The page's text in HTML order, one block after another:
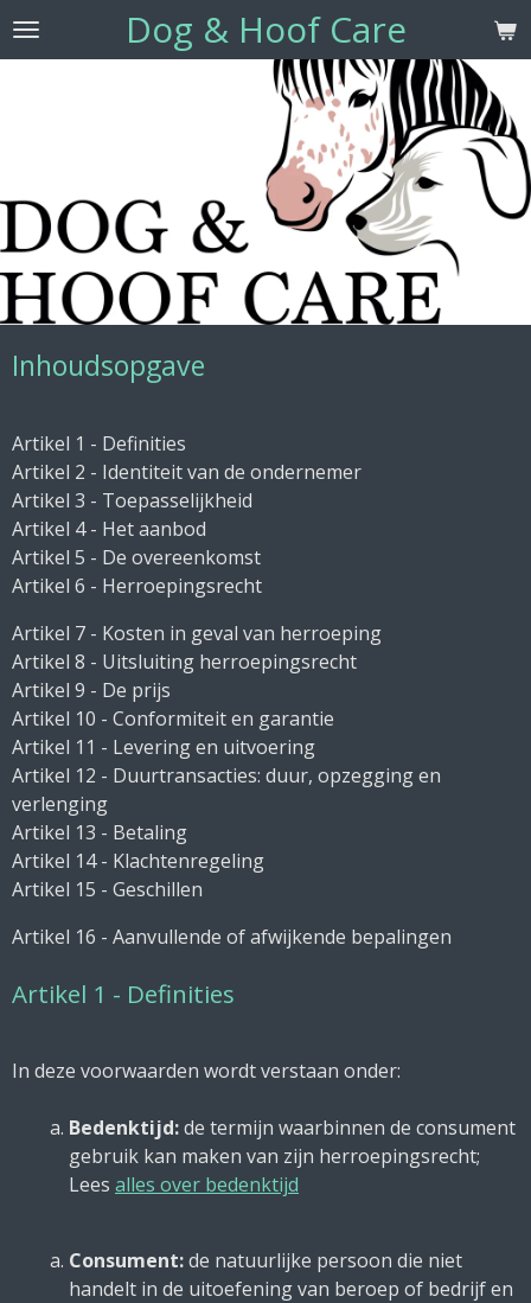
Ga
Dog & Hoof Care
Inhoudsopgave
Artikel 1 - Definities
Artikel 2 - Identiteit van de ondernemer
Artikel 3 - Toepasselijkheid
Artikel 4 - Het aanbod
Artikel 5 - De overeenkomst
Artikel 6 - Herroepingsrecht
Artikel 7 - Kosten in geval van herroeping
Artikel 8 - Uitsluiting herroepingsrecht
Artikel 9 - De prijs
Artikel 10 - Conformiteit en garantie
Artikel 11 - Levering en uitvoering
Artikel 12 - Duurtransacties: duur, opzegging en
verlenging
Artikel 13 - Betaling
Artikel 14 - Klachtenregeling
Artikel 15 - Geschillen
Artikel 16 - Aanvullende of afwijkende bepalingen
Artikel 1 - Definities
In deze voorwaarden wordt verstaan onder:
Bedenktijd:de termijn waarbinnen de consument
gebruik kan maken van zijn herroepingsrecht;
Lees alles over bedenktijd
Consument:de natuurlijke persoon die niet
handelt in de uitoefening van beroep of bedrijf en